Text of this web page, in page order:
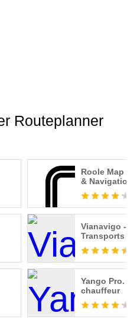
Routeplanner
Roole Map :
& Navigation
Vianavigo -
Transports
de-France
Yango Pro.
chauffeur